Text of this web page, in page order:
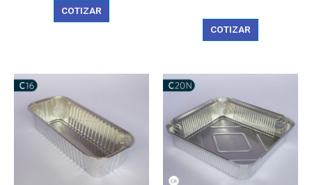
COTIZAR
COTIZAR